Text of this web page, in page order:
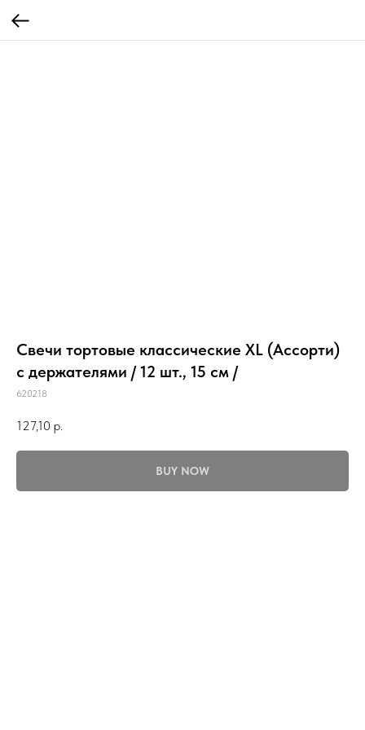
Свечи тортовые классические XL (Ассорти)
с держателями / 12 шт., 15 см /
620218
127,10 р.
BUY NOW